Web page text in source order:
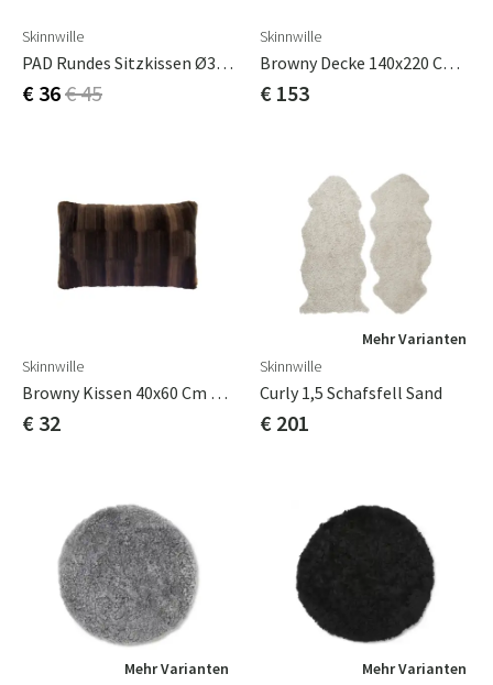
Skinnwille
PAD Rundes Sitzkissen Ø34 Cm Hellbraun
€ 36€ 45
Skinnwille
Browny Decke 140x220 Cm Chocolate
€ 153
Skinnwille
Browny Kissen 40x60 Cm Chocolate
€ 32
Mehr Varianten
Skinnwille
Curly 1,5 Schafsfell Sand
€ 201
Mehr Varianten
Mehr Varianten